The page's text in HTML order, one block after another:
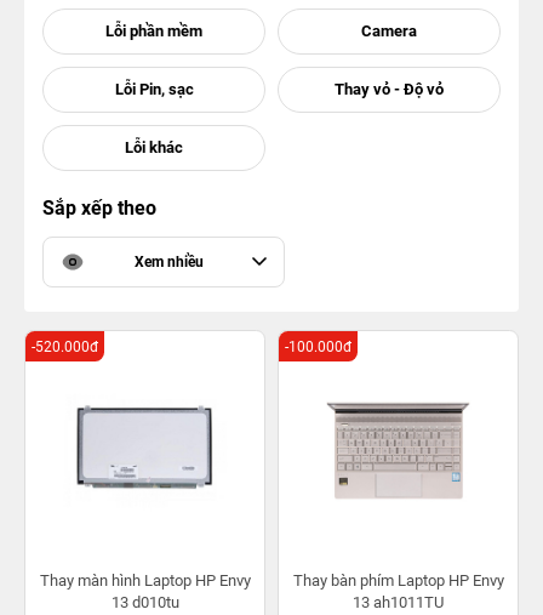
Sắp xếp theo
Xem nhiều
Thay màn hình Laptop HP Envy
13 d010tu
-520.000đ
Thay bàn phím Laptop HP Envy
13 ah1011TU
-100.000đ